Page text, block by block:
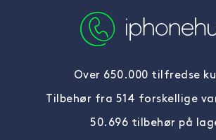
Over 650.000 tilfredse
Tilbehør fra 514 forskellige
50.696 tilbehør på